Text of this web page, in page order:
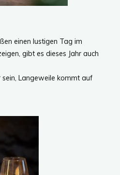
einen lustigen Tag im
gibt es dieses Jahr auch
sein, Langeweile kommt auf